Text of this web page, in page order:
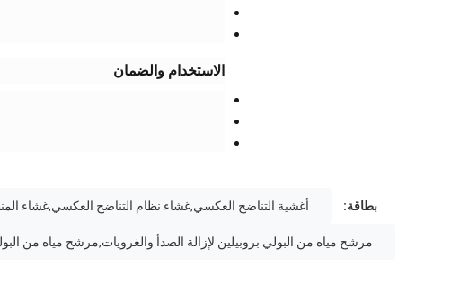
​الاستخدام والضمان​
بطاقة: أغشية التناضح العكسي,غشاء نظام التناضح العكسي,غشاء
مرشح مياه من البولي بروبيلين لإزالة الصدأ والغرويات,مرشح مياه من